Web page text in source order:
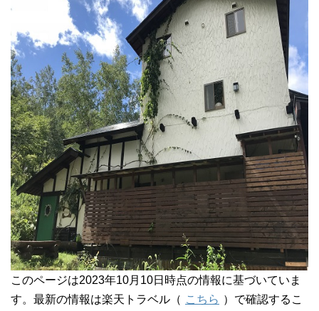
このページは2023年10月10日時点の情報に基づいていま
す。最新の情報は楽天トラベル（ こちら ）で確認するこ